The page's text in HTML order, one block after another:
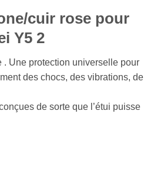
cuir rose pour
Y5 2
. Une protection universelle pour
des chocs, des vibrations, de
de sorte que l’étui puisse